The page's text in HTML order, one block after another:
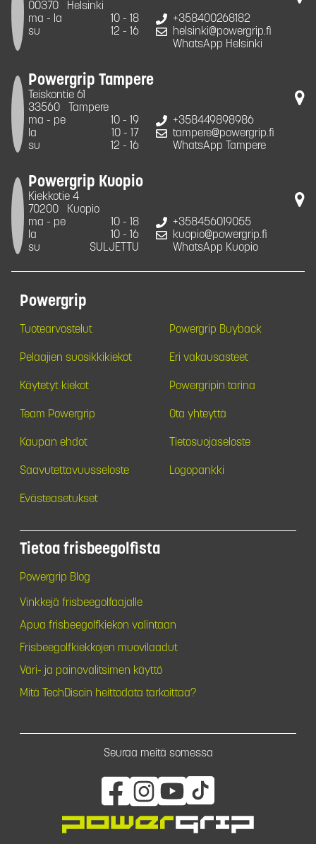
00370
Helsinki
ma - la
10 - 18
su
12 - 16
+358400268182
helsinki@powergrip.fi
WhatsApp Helsinki
Powergrip Tampere
Teiskontie 61
33560
Tampere
ma - pe
10 - 19
la
10 - 17
su
12 - 16
+358449898986
tampere@powergrip.fi
WhatsApp Tampere
Powergrip Kuopio
Kiekkotie 4
70200
Kuopio
ma - pe
10 - 18
la
10 - 16
su
SULJETTU
+358456019055
kuopio@powergrip.fi
WhatsApp Kuopio
Powergrip
Tuotearvostelut Powergrip Buyback
Pelaajien suosikkikiekot Eri vakausasteet
Käytetyt kiekot Powergripin tarina
Team Powergrip Ota yhteyttä
Kaupan ehdot Tietosuojaseloste
Saavutettavuusseloste Logopankki
Evästeasetukset
Tietoa frisbeegolfista
Powergrip Blog
Vinkkejä frisbeegolfaajalle
Apua frisbeegolfkiekon valintaan
Frisbeegolfkiekkojen muovilaadut
Väri- ja painovalitsimen käyttö
Mitä TechDiscin heittodata tarkoittaa?
Seuraa meitä somessa